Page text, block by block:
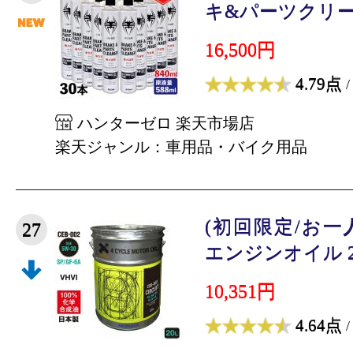
キ&パーツクリ
16,500円
4.79点 /
ハンターゼロ 楽天市場店
楽天ジャンル：車用品・バイク用品
27
(初回限定/お一
エンジンオイル
10,351円
4.64点 /